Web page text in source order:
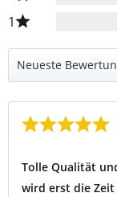
1
Tolle Qualität
wird erst die Zeit